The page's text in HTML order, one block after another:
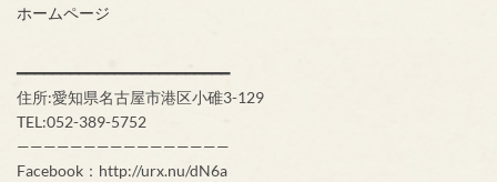
ホームページ
━━━━━━━━━━━━━━━━━━━━━━━━
住所:愛知県名古屋市港区小碓3-129
TEL:052-389-5752
————————————————
Facebook：http://urx.nu/dN6a